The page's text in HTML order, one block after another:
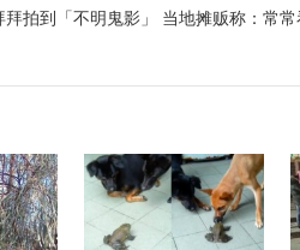
拜拍到「不明鬼影」 当地摊贩称：常